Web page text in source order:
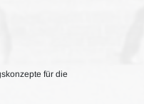
für die